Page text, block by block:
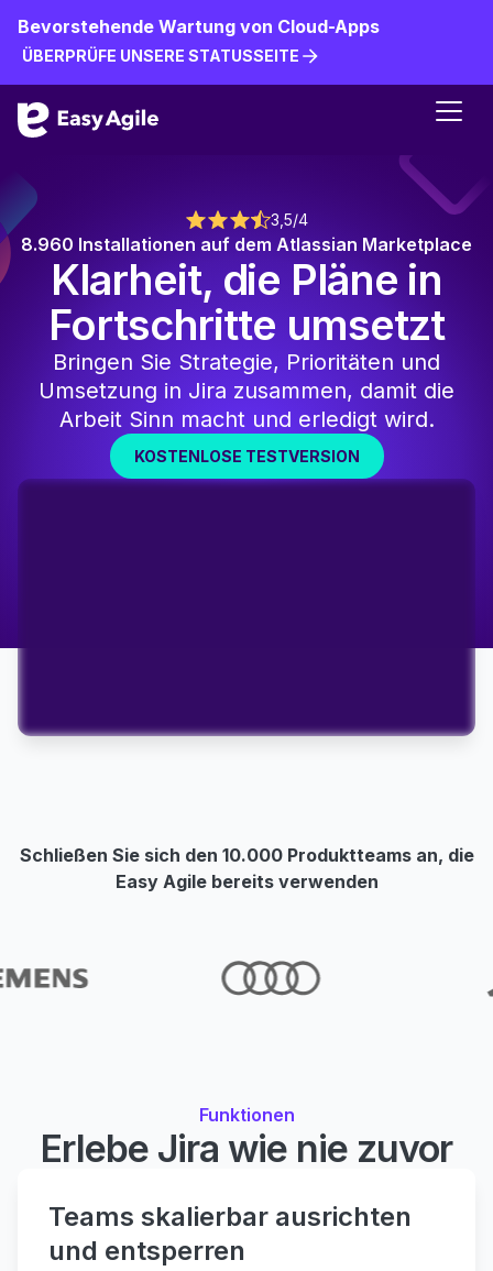
Bevorstehende Wartung von Cloud-Apps
ÜBERPRÜFE UNSERE STATUSSEITE
3,5/4
8.960 Installationen auf dem Atlassian Marketplace
Klarheit, die Pläne in
Fortschritte umsetzt
Bringen Sie Strategie, Prioritäten und
Umsetzung in Jira zusammen, damit die
Arbeit Sinn macht und erledigt wird.
KOSTENLOSE TESTVERSION
Schließen Sie sich den 10.000 Produktteams an, die
Easy Agile bereits verwenden
Funktionen
Erlebe Jira wie nie zuvor
Teams skalierbar ausrichten
und entsperren